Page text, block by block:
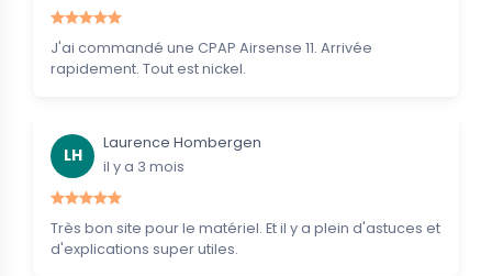
J'ai commandé une CPAP Airsense 11. Arrivée
rapidement. Tout est nickel.
LH
Laurence Hombergen
il y a 3 mois
Très bon site pour le matériel. Et il y a plein d'astuces et
d'explications super utiles.